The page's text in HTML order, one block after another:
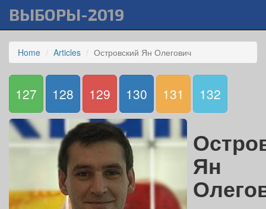
ВЫБОРЫ-2019
Home Articles Островский Ян Олегович
127 128 129 130 131 132
Ян